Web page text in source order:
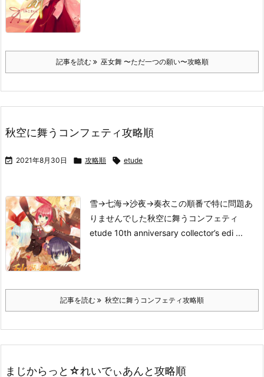
記事を読む 巫女舞 〜ただ一つの願い〜攻略順
秋空に舞うコンフェティ攻略順
 2021年8月30日  攻略順  etude
雪→七海→沙夜→奏衣この順番で特に問題あ
りませんでした秋空に舞うコンフェティ
etude 10th anniversary collector’s edi ...
記事を読む 秋空に舞うコンフェティ攻略順
まじからっと☆れいでぃあんと攻略順